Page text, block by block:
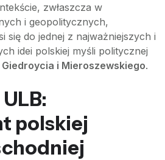
zwłaszcza w
i geopolitycznych,
się do jednej z najważniejszych i
idei polskiej myśli politycznej
i Mieroszewskiego.
polskiej